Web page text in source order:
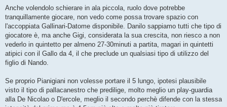
Anche volendolo schierare in ala piccola, ruolo dove potrebbe
tranquillamente giocare, non vedo come possa trovare spazio con
l'accoppiata Gallinari-Datome disponibile. Danilo sappiamo tutti che tipo di
giocatore è, ma anche Gigi, considerata la sua crescita, non riesco a non
vederlo in quintetto per almeno 27-30minuti a partita, magari in quintetti
atipici con il Gallo da 4, il che preclude un qualsiasi tipo di utilizzo del
figlio di Nando.
Se proprio Pianigiani non volesse portare il 5 lungo, ipotesi plausibile
visto il tipo di pallacanestro che predilige, molto meglio un play-guardia
alla De Nicolao o D'ercole, meglio il secondo perchè difende con la stessa